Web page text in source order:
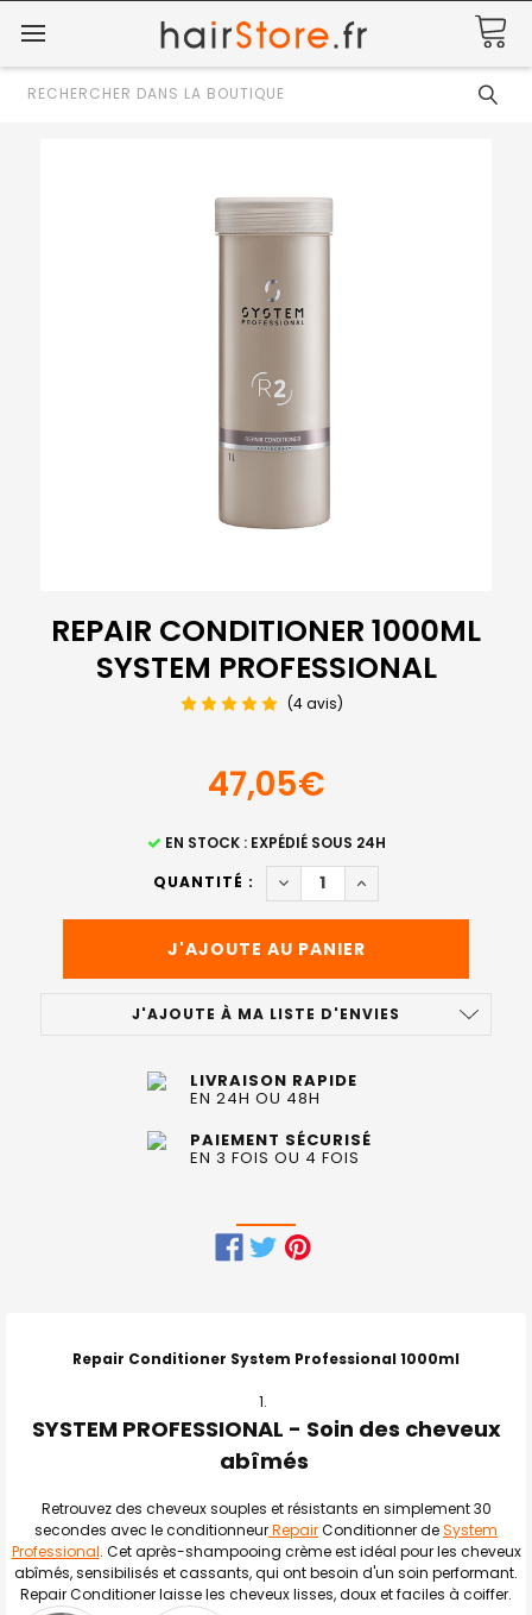
Rechercher
REPAIR CONDITIONER 1000ML
SYSTEM PROFESSIONAL
(4 avis)
47,05€
EN STOCK : EXPÉDIÉ SOUS 24H
QUANTITÉ :
DIMINUER LA QUANTITÉ DE
AUGMENTER LA
J'AJOUTE À MA LISTE D'ENVIES
LIVRAISON RAPIDE
EN 24H OU 48H
PAIEMENT SÉCURISÉ
EN 3 FOIS OU 4 FOIS
ENSEMBLE
TOUT
J'AJOUTE
LA
SÉLECTION
AU PANIER
Repair Conditioner System Professional 1000ml
SYSTEM PROFESSIONAL - Soin des cheveux
abîmés
Retrouvez des cheveux souples et résistants en simplement 30
secondes avec le conditionneurRepairConditionner deSystem
Professional. Cet après-shampooing crème est idéal pour les cheveux
abîmés, sensibilisés et cassants, qui ont besoin d'un soin performant.
Repair Conditioner laisse les cheveux lisses, doux et faciles à coiffer.